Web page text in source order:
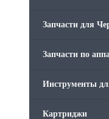
Запчасти для
Запчасти по
Инструменты
Картриджи